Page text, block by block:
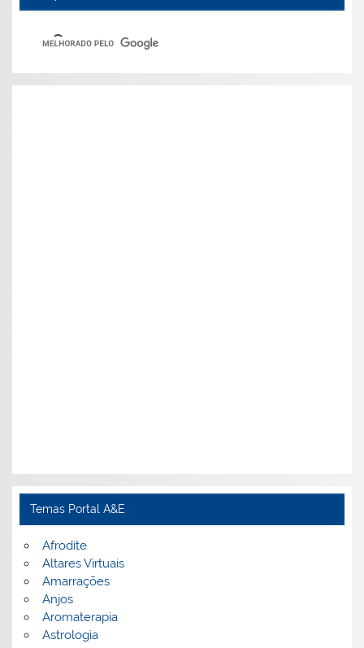
Temas Portal A&E
Afrodite
Altares Virtuais
Amarrações
Anjos
Aromaterapia
Astrologia